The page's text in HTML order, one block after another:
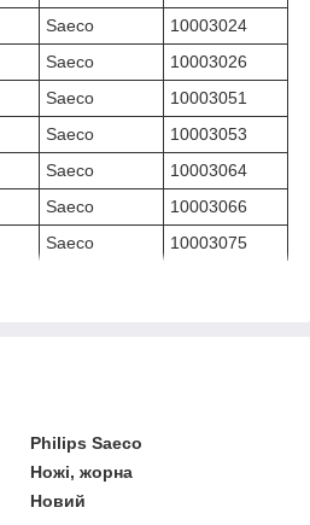
Saeco
10003024
Saeco
10003026
Saeco
10003051
Saeco
10003053
Saeco
10003064
Saeco
10003066
Saeco 10003075
Philips Saeco
Ножі, жорна
Новий